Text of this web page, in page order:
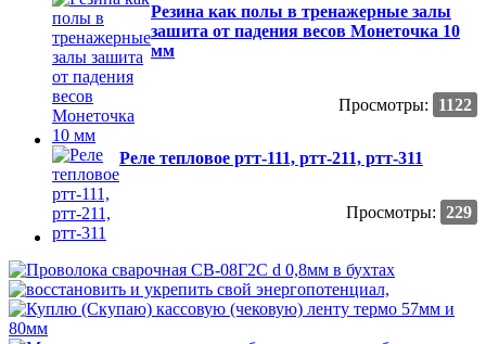
Резина как полы в тренажерные залы
зашита от падения весов Монеточка 10
мм
Просмотры: 1122
Реле тепловое ртт-111, ртт-211, ртт-311
Просмотры: 229